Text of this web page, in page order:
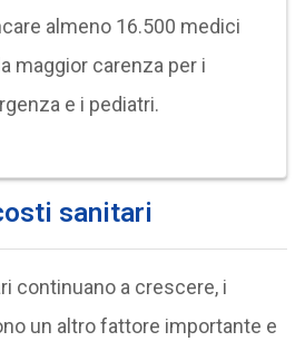
almeno 16.500 medici
maggior carenza per i
e i pediatri.
sanitari
continuano a crescere, i
un altro fattore importante e